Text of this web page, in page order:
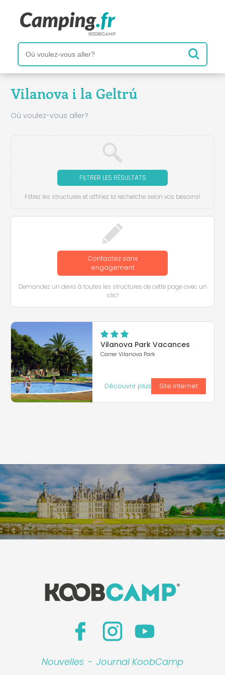
Vilanova i la Geltrú
Où voulez-vous aller?
FILTRER LES RÉSULTATS
Filtrez les structures et affinez la recherche selon vos besoins!
Contactez sans
engagement
Demandez un devis à toutes les structures de cette page avec un
clic!
Vilanova Park Vacances
Carrer Vilanova Park
Découvrir plus Site Internet
Nouvelles - Journal KoobCamp